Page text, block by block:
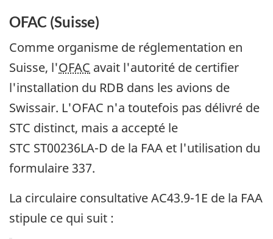
OFAC (Suisse)
Comme organisme de réglementation en
Suisse, l'OFAC avait l'autorité de certifier
l'installation du RDB dans les avions de
Swissair. L'OFAC n'a toutefois pas délivré de
STC distinct, mais a accepté le
STC ST00236LA-D de la FAA et l'utilisation du
formulaire 337.
La circulaire consultative AC43.9-1E de la FAA
stipule ce qui suit :